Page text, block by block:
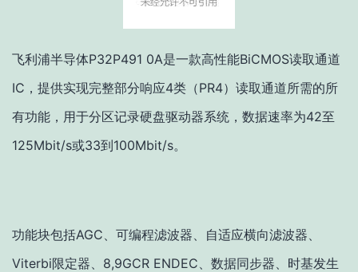
飞利浦半导体P32P491 0A是一款高性能BiCMOS读取通道
IC，提供实现完整部分响应4类（PR4）读取通道所需的所
有功能，用于分区记录硬盘驱动器系统，数据速率为42至
125Mbit/s或33到100Mbit/s。
功能块包括AGC、可编程滤波器、自适应横向滤波器、
Viterbi限定器、8,9GCR ENDEC、数据同步器、时基发生